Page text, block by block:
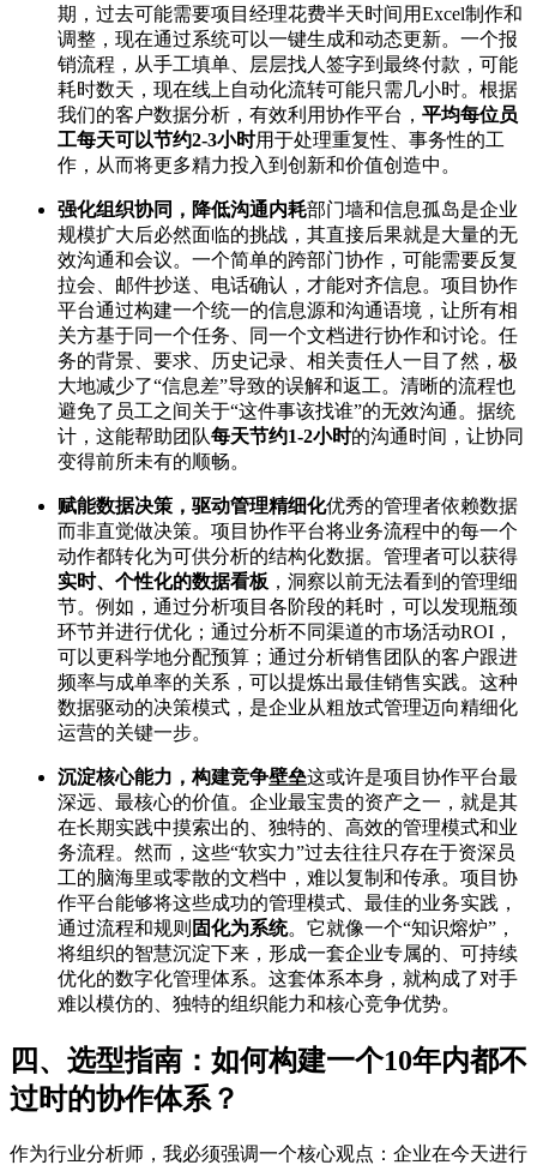
期，过去可能需要项目经理花费半天时间用Excel制作和
调整，现在通过系统可以一键生成和动态更新。一个报
销流程，从手工填单、层层找人签字到最终付款，可能
耗时数天，现在线上自动化流转可能只需几小时。根据
我们的客户数据分析，有效利用协作平台， 平均每位员
工每天可以节约2-3小时用于处理重复性、事务性的工
作，从而将更多精力投入到创新和价值创造中。
强化组织协同，降低沟通内耗部门墙和信息孤岛是企业
规模扩大后必然面临的挑战，其直接后果就是大量的无
效沟通和会议。一个简单的跨部门协作，可能需要反复
拉会、邮件抄送、电话确认，才能对齐信息。项目协作
平台通过构建一个统一的信息源和沟通语境，让所有相
关方基于同一个任务、同一个文档进行协作和讨论。任
务的背景、要求、历史记录、相关责任人一目了然，极
大地减少了“信息差”导致的误解和返工。清晰的流程也
避免了员工之间关于“这件事该找谁”的无效沟通。据统
计，这能帮助团队每天节约1-2小时的沟通时间，让协同
变得前所未有的顺畅。
赋能数据决策，驱动管理精细化优秀的管理者依赖数据
而非直觉做决策。项目协作平台将业务流程中的每一个
动作都转化为可供分析的结构化数据。管理者可以获得
实时、个性化的数据看板 ，洞察以前无法看到的管理细
节。例如，通过分析项目各阶段的耗时，可以发现瓶颈
环节并进行优化；通过分析不同渠道的市场活动ROI，
可以更科学地分配预算；通过分析销售团队的客户跟进
频率与成单率的关系，可以提炼出最佳销售实践。这种
数据驱动的决策模式，是企业从粗放式管理迈向精细化
运营的关键一步。
沉淀核心能力，构建竞争壁垒这或许是项目协作平台最
深远、最核心的价值。企业最宝贵的资产之一，就是其
在长期实践中摸索出的、独特的、高效的管理模式和业
务流程。然而，这些“软实力”过去往往只存在于资深员
工的脑海里或零散的文档中，难以复制和传承。项目协
作平台能够将这些成功的管理模式、最佳的业务实践，
通过流程和规则 固化为系统。它就像一个“知识熔炉”，
将组织的智慧沉淀下来，形成一套企业专属的、可持续
优化的数字化管理体系。这套体系本身，就构成了对手
难以模仿的、独特的组织能力和核心竞争优势。
四、选型指南：如何构建一个10年内都不
过时的协作体系？
作为行业分析师，我必须强调一个核心观点：企业在今天进行